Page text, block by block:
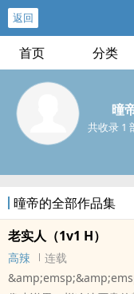
返回
首页 分类
曈
共收录 1
曈帝的全部作品集
老实人（1v1 H）
高辣
连载